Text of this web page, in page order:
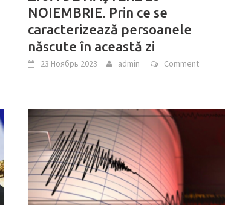
NOIEMBRIE. Prin ce se
caracterizează persoanele
născute în această zi
23 Ноябрь 2023 admin Comment